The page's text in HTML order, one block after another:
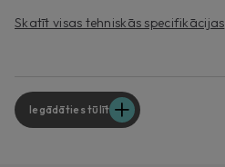
Skatīt visas tehniskās specifikācijas
Iegādāties tūlīt